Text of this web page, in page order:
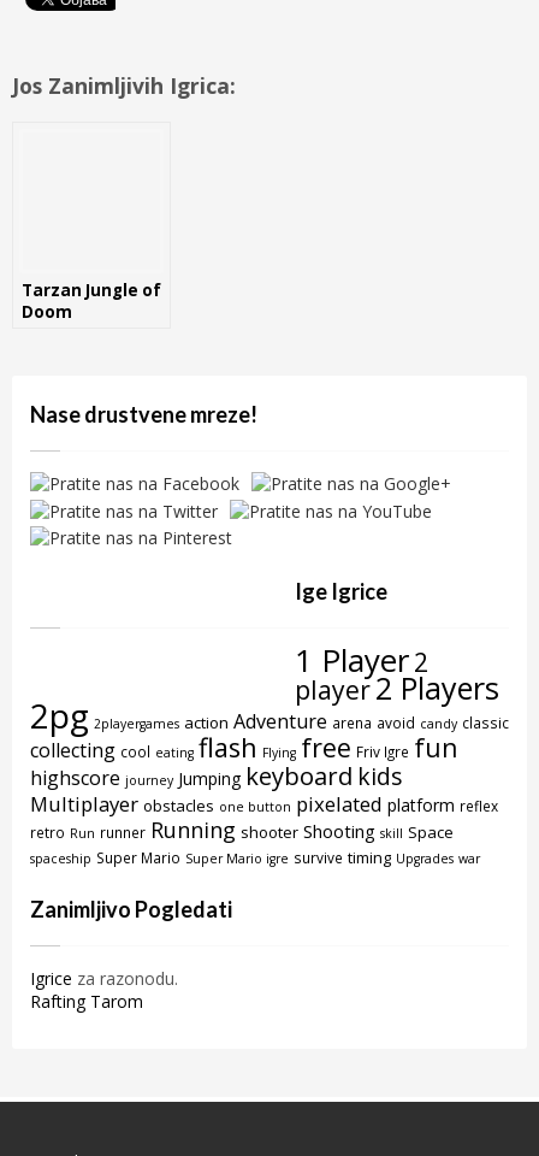
Jos Zanimljivih Igrica:
Tarzan Jungle of
Doom
Nase drustvene mreze!
Ige Igrice
1 Player2
player2 Players
2pg 2playergames action Adventure arena avoid candy classic
collecting cool eating flash Flying free Friv Igre fun
highscore journey Jumping keyboard kids
Multiplayer obstacles one button pixelated platform reflex
retro Run runner Running shooter Shooting skill Space
spaceship Super Mario Super Mario igre survive timing Upgrades war
Zanimljivo Pogledati
Igrice za razonodu.
Rafting Tarom